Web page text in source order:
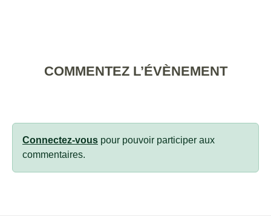
COMMENTEZ L’ÉVÈNEMENT
Connectez-vous pour pouvoir participer aux
commentaires.